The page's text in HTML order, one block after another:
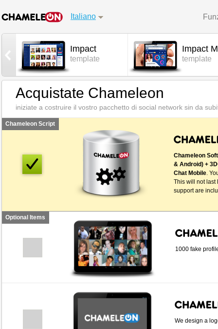
Italiano
Impact
template
Impact
template
Acquistate Chameleon
iniziate a costruire il vostro pacchetto di social network sin da
Chameleon Script
Chameleon
& Android) +
Chat Mobile.
This will not last
support are
Optional Items
1000 fake
We design a